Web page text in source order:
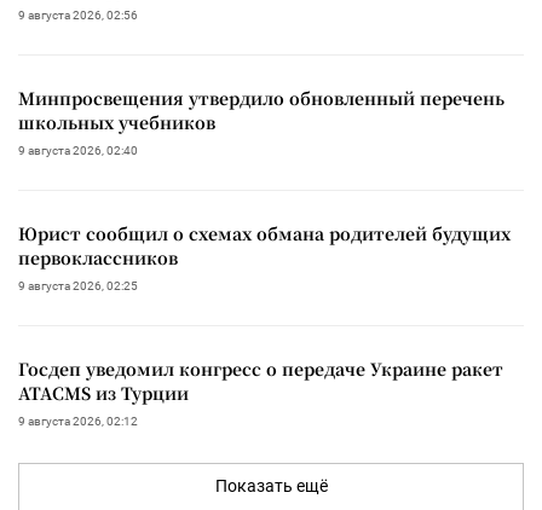
9 августа 2026, 02:56
Минпросвещения утвердило обновленный перечень
школьных учебников
9 августа 2026, 02:40
Юрист сообщил о схемах обмана родителей будущих
первоклассников
9 августа 2026, 02:25
Госдеп уведомил конгресс о передаче Украине ракет
ATACMS из Турции
9 августа 2026, 02:12
Показать ещё